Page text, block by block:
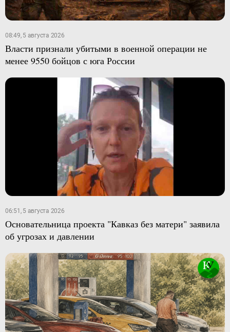
08:49, 5 августа 2026
Власти признали убитыми в военной операции не
менее 9550 бойцов с юга России
06:51, 5 августа 2026
Основательница проекта "Кавказ без матери" заявила
об угрозах и давлении